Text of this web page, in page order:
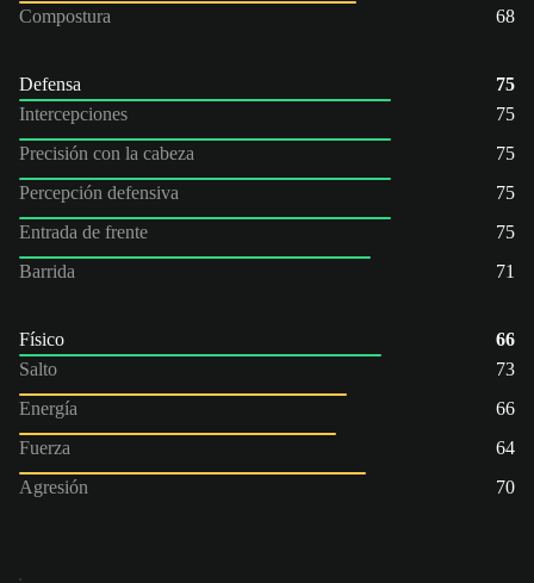
Compostura
68
Defensa
75
Intercepciones
75
Precisión con la cabeza
75
Percepción defensiva
75
Entrada de frente
75
Barrida
71
Físico
66
Salto
73
Energía
66
Fuerza
64
Agresión
70